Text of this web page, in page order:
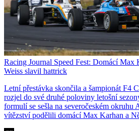
Racing Journal Speed Fest: Domácí
Weiss slavil hattrick
Letní přestávka skončila a šampionát F4
rozjel do své druhé poloviny letošní
formulí se sešla na severočeském okruhu
vítězství podělili domácí Max Karhan a